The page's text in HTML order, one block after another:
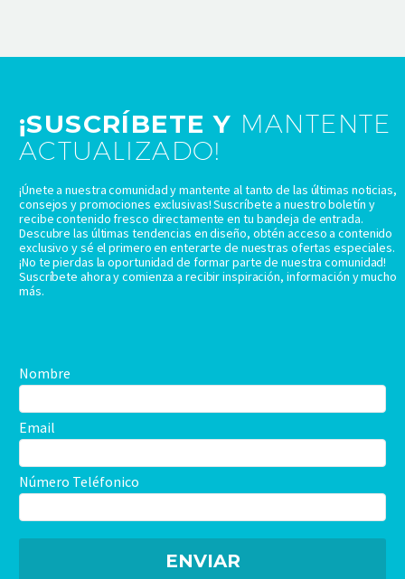
¡SUSCRÍBETE Y MANTENTE
ACTUALIZADO!
¡Únete a nuestra comunidad y mantente al tanto de las últimas noticias,
consejos y promociones exclusivas! Suscríbete a nuestro boletín y
recibe contenido fresco directamente en tu bandeja de entrada.
Descubre las últimas tendencias en diseño, obtén acceso a contenido
exclusivo y sé el primero en enterarte de nuestras ofertas especiales.
¡No te pierdas la oportunidad de formar parte de nuestra comunidad!
Suscríbete ahora y comienza a recibir inspiración, información y mucho
más.
Nombre
Email
Número Teléfonico